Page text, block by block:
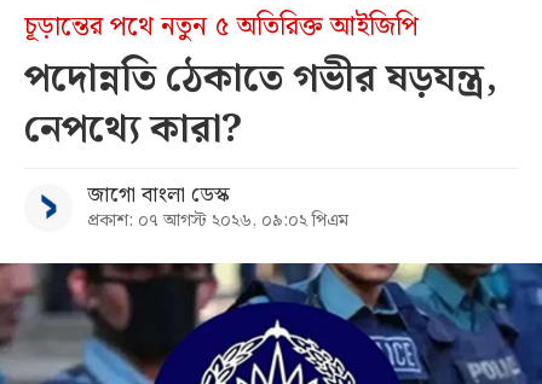
চূড়ান্তের পথে নতুন ৫ অতিরিক্ত আইজিপি
পদোন্নতি ঠেকাতে গভীর ষড়যন্ত্র,
নেপথ্যে কারা?
জাগো বাংলা ডেস্ক
প্রকাশ: ০৭ আগস্ট ২০২৬, ০৯:০২ পিএম